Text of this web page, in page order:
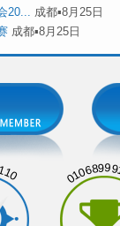
20... 成都▪8月25日
成都▪8月25日